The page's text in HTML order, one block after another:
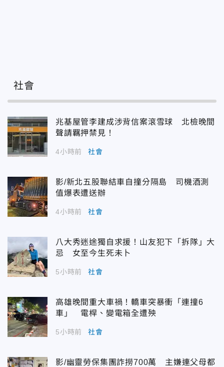
社會
兆基屋管李建成涉背信案滾雪球 北檢晚間
聲請羈押禁見！
4小時前 社會
影/新北五股聯結車自撞分隔島 司機酒測
值爆表遭送辦
4小時前 社會
八大秀迷途獨自求援！山友犯下「拆隊」大
忌 女至今生死未卜
5小時前 社會
高雄晚間重大車禍！轎車突暴衝「連撞6
車」 電桿、變電箱全遭殃
5小時前 社會
影/幽靈勞保集團詐撈700萬 主嫌連父母都